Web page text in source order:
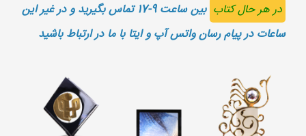
در هر حال کتاب
بین ساعت 9-17 تماس بگیرید و در غیر این
ساعات در پیام رسان واتس آپ و ایتا با ما در ارتباط باشید